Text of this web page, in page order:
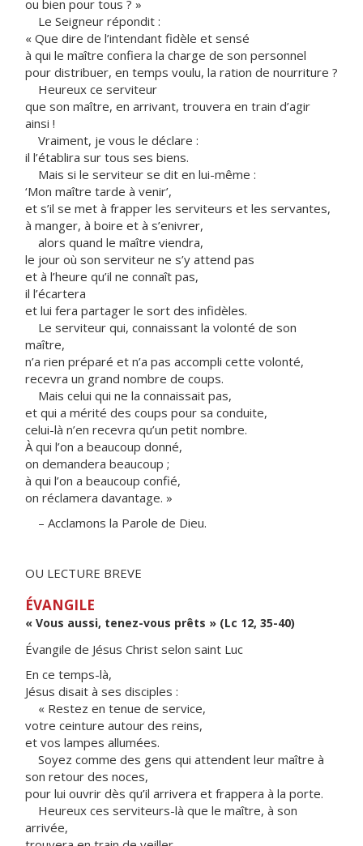
ou bien pour tous ? »
Le Seigneur répondit :
« Que dire de l’intendant fidèle et sensé
à qui le maître confiera la charge de son personnel
pour distribuer, en temps voulu, la ration de nourriture ?
Heureux ce serviteur
que son maître, en arrivant, trouvera en train d’agir
ainsi !
Vraiment, je vous le déclare :
il l’établira sur tous ses biens.
Mais si le serviteur se dit en lui-même :
‘Mon maître tarde à venir’,
et s’il se met à frapper les serviteurs et les servantes,
à manger, à boire et à s’enivrer,
alors quand le maître viendra,
le jour où son serviteur ne s’y attend pas
et à l’heure qu’il ne connaît pas,
il l’écartera
et lui fera partager le sort des infidèles.
Le serviteur qui, connaissant la volonté de son
maître,
n’a rien préparé et n’a pas accompli cette volonté,
recevra un grand nombre de coups.
Mais celui qui ne la connaissait pas,
et qui a mérité des coups pour sa conduite,
celui-là n’en recevra qu’un petit nombre.
À qui l’on a beaucoup donné,
on demandera beaucoup ;
à qui l’on a beaucoup confié,
on réclamera davantage. »
– Acclamons la Parole de Dieu.
OU LECTURE BREVE
ÉVANGILE
« Vous aussi, tenez-vous prêts » (Lc 12, 35-40)
Évangile de Jésus Christ selon saint Luc
En ce temps-là,
Jésus disait à ses disciples :
« Restez en tenue de service,
votre ceinture autour des reins,
et vos lampes allumées.
Soyez comme des gens qui attendent leur maître à
son retour des noces,
pour lui ouvrir dès qu’il arrivera et frappera à la porte.
Heureux ces serviteurs-là que le maître, à son
arrivée,